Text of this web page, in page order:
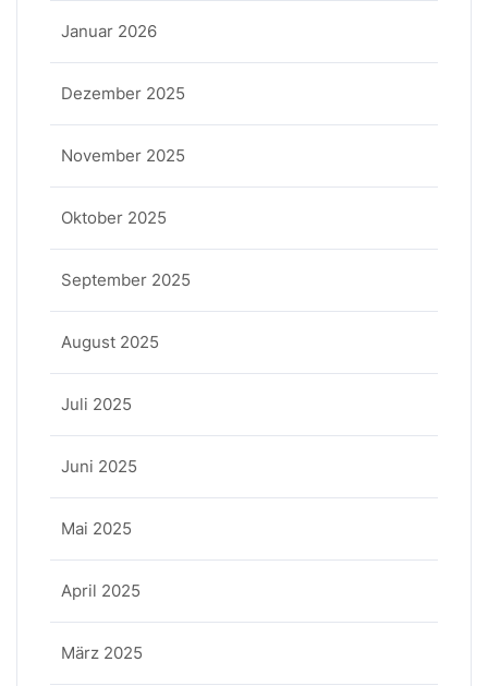
Januar 2026
Dezember 2025
November 2025
Oktober 2025
September 2025
August 2025
Juli 2025
Juni 2025
Mai 2025
April 2025
März 2025